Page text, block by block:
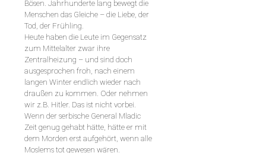
Bösen. Jahrhunderte lang bewegt die
Menschen das Gleiche – die Liebe, der
Tod, der Frühling.
Heute haben die Leute im Gegensatz
zum Mittelalter zwar ihre
Zentralheizung – und sind doch
ausgesprochen froh, nach einem
langen Winter endlich wieder nach
draußen zu kommen. Oder nehmen
wir z.B. Hitler. Das ist nicht vorbei.
Wenn der serbische General Mladic
Zeit genug gehabt hätte, hätte er mit
dem Morden erst aufgehört, wenn alle
Moslems tot gewesen wären.